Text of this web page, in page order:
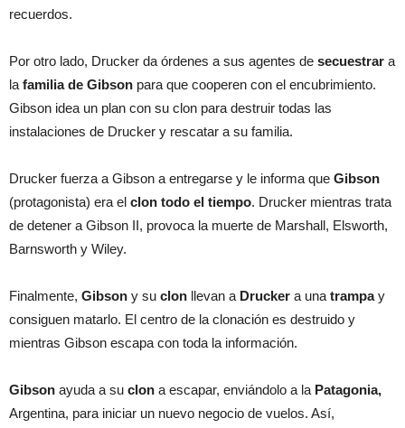
recuerdos.
Por otro lado, Drucker da órdenes a sus agentes de secuestrar a
la familia de Gibson para que cooperen con el encubrimiento.
Gibson idea un plan con su clon para destruir todas las
instalaciones de Drucker y rescatar a su familia.
Drucker fuerza a Gibson a entregarse y le informa que Gibson
(protagonista) era el clon todo el tiempo. Drucker mientras trata
de detener a Gibson II, provoca la muerte de Marshall, Elsworth,
Barnsworth y Wiley.
Finalmente, Gibson y su clon llevan a Drucker a una trampay
consiguen matarlo. El centro de la clonación es destruido y
mientras Gibson escapa con toda la información.
Gibson ayuda a su clon a escapar, enviándolo a la Patagonia,
Argentina, para iniciar un nuevo negocio de vuelos. Así,